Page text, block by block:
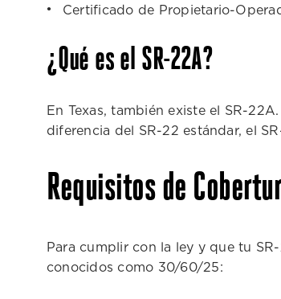
Certificado de Propietario-
¿Qué es el SR-22A?
En Texas, también existe el SR-
diferencia del SR-22 estándar, el
Requisitos de
Para cumplir con la ley y que tu
conocidos como 30/60/25: